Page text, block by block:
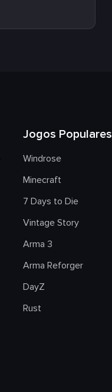
Jogos Populares
Windrose
Minecraft
7 Days to Die
Vintage Story
Arma 3
Arma Reforger
DayZ
Rust